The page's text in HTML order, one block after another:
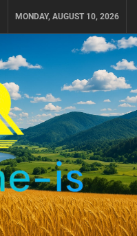
MONDAY, AUGUST 10, 2026